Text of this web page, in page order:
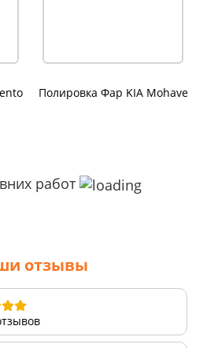
Полировка Фар KIA Mohave
работ
отзывы